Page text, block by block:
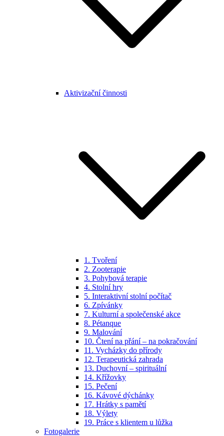
Aktivizační činnosti
1. Tvoření
2. Zooterapie
3. Pohybová terapie
4. Stolní hry
5. Interaktivní stolní počítač
6. Zpívánky
7. Kulturní a společenské akce
8. Pétanque
9. Malování
10. Čtení na přání – na pokračování
11. Vycházky do přírody
12. Terapeutická zahrada
13. Duchovní – spirituální
14. Křížovky
15. Pečení
16. Kávové dýchánky
17. Hrátky s pamětí
18. Výlety
19. Práce s klientem u lůžka
Fotogalerie